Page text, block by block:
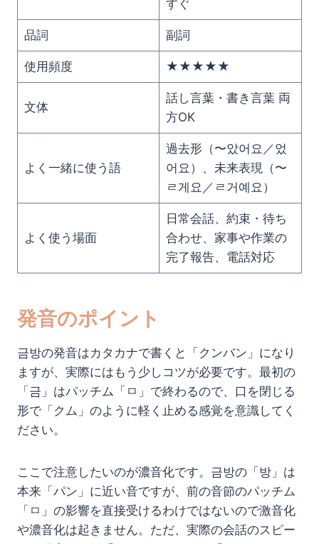
すぐ
品詞 副詞
使用頻度 ★★★★★
文体
話し言葉・書き言葉 両
方OK
よく一緒に使う語
過去形（〜았어요／었
어요）、未来表現（〜
ㄹ게요／ㄹ거예요）
よく使う場面
日常会話、約束・待ち
合わせ、家事や作業の
完了報告、電話対応
発音のポイント
금방の発音はカタカナで書くと「クンバン」になり
ますが、実際にはもう少しコツが必要です。最初の
「금」はパッチム「ㅁ」で終わるので、口を閉じる
形で「クム」のように軽く止める感覚を意識してく
ださい。
ここで注意したいのが濃音化です。금방の「방」は
本来「パン」に近い音ですが、前の音節のパッチム
「ㅁ」の影響を直接受けるわけではないので激音化
や濃音化は起きません。ただ、実際の会話のスピー